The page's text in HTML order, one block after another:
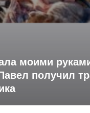
моими
получил